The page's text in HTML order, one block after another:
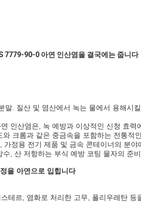
7779-90-0 아연 인산염을 결국에는 줍니다
말. 질산 및 염산에서 녹는 물에서 용해시
인산염은, 녹 예방과 이상적인 신청 효
크롬과 같은 중금속을 포함하는 전통적
가정용 전기 제품 및 금속 콘테이너의 분
, 산 저항하는 부식 예방 코팅 물자의 준
을 아연으로 입힙니다
테르, 염화로 처리한 고무, 폴리우레탄